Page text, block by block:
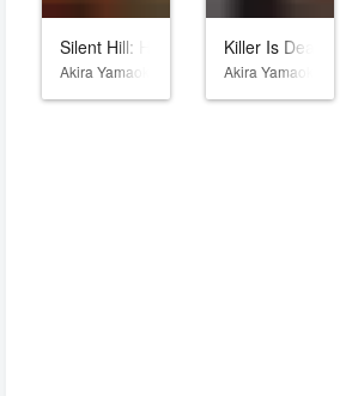
Silent Hill: Homecoming
Akira Yamaoka
Killer Is Dead
Akira Yamaoka